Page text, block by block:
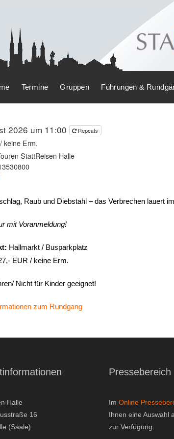
Termine Gruppen Führungen &
2026 um 11:00 Repeats
keine Erm.
StattReisen Halle
Raub und Diebstahl – das Verbrechen lauert
mit Voranmeldung!
Hallmarkt / Busparkplatz
EUR / keine Erm.
Nicht für Kinder geeignet!
zum Rundgang
Halle
16
(Saale)
Pressebereich
Im Online
Ihnen eine Auswahl
zur Verfügung.